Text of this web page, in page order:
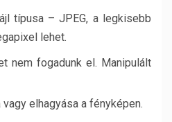
típusa – JPEG, a legkisebb
lehet.
nem fogadunk el. Manipulált
elhagyása a fényképen.